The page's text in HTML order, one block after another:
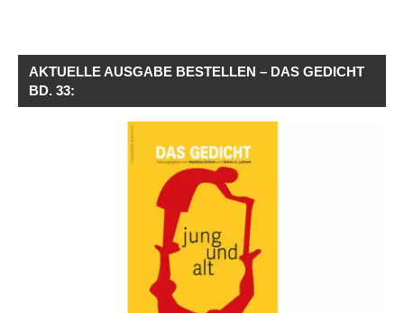
AKTUELLE AUSGABE BESTELLEN – DAS GEDICHT
BD. 33: